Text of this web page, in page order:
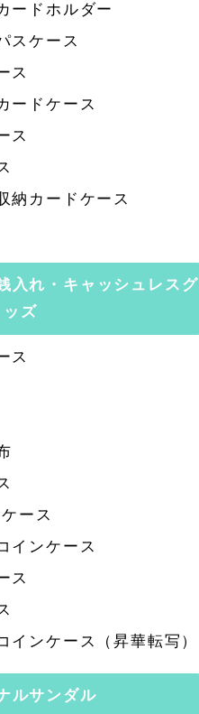
ードホルダー
スケース
ス
ードケース
ス
納カードケース
入れ・キャッシュレスグ
ッズ
ス
ース
インケース
ス
インケース（昇華転写）
ルサンダル